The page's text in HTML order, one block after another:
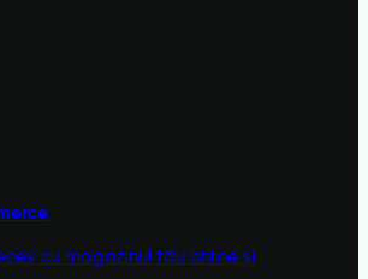
cu magazinul tău online și